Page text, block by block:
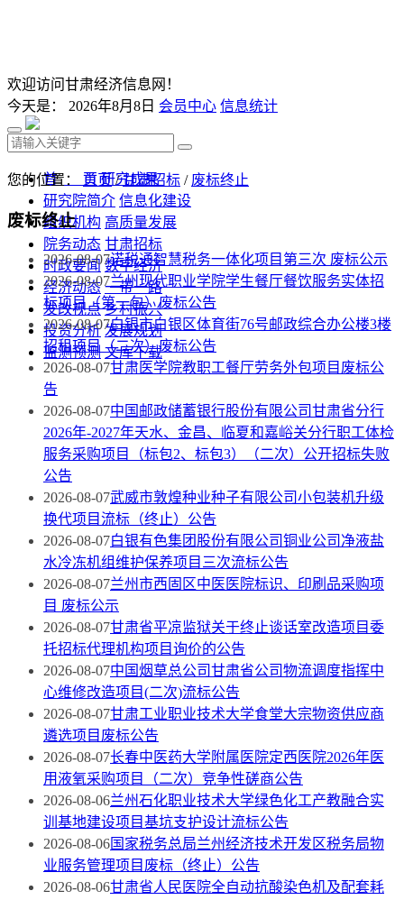
欢迎访问甘肃经济信息网！
今天是： 2026年8月8日 会员中心 信息统计
首 页 研究成果
研究院简介 信息化建设
组织机构 高质量发展
院务动态 甘肃招标
时政要闻 数字经济
经济动态 一带一路
发改视点 乡村振兴
投资分析 发展规划
监测预测 文库下载
您的位置： 首页/甘肃招标 / 废标终止
废标终止
2026-08-07诺税通智慧税务一体化项目第三次 废标公示
2026-08-07兰州现代职业学院学生餐厅餐饮服务实体招
标项目（第一包）废标公告
2026-08-07白银市白银区体育街76号邮政综合办公楼3楼
招租项目（二次）废标公告
2026-08-07甘肃医学院教职工餐厅劳务外包项目废标公
告
2026-08-07中国邮政储蓄银行股份有限公司甘肃省分行
2026年-2027年天水、金昌、临夏和嘉峪关分行职工体检
服务采购项目（标包2、标包3）（二次）公开招标失败
公告
2026-08-07武威市敦煌种业种子有限公司小包装机升级
换代项目流标（终止）公告
2026-08-07白银有色集团股份有限公司铜业公司净液盐
水冷冻机组维护保养项目三次流标公告
2026-08-07兰州市西固区中医医院标识、印刷品采购项
目 废标公示
2026-08-07甘肃省平凉监狱关于终止谈话室改造项目委
托招标代理机构项目询价的公告
2026-08-07中国烟草总公司甘肃省公司物流调度指挥中
心维修改造项目(二次)流标公告
2026-08-07甘肃工业职业技术大学食堂大宗物资供应商
遴选项目废标公告
2026-08-07长春中医药大学附属医院定西医院2026年医
用液氧采购项目（二次）竞争性磋商公告
2026-08-06兰州石化职业技术大学绿色化工产教融合实
训基地建设项目基坑支护设计流标公告
2026-08-06国家税务总局兰州经济技术开发区税务局物
业服务管理项目废标（终止）公告
2026-08-06甘肃省人民医院全自动抗酸染色机及配套耗